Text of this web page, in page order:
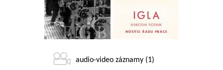
audio-video záznamy (1)